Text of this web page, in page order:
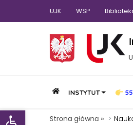
Otwórz pasek
UJK WSP
INSTYTUT
Strona główna »